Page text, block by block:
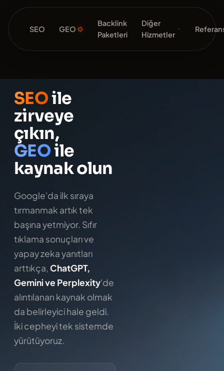
SEO GEO
Backlink
Paketleri
Diğer
Hizmetler
SEOile
zirveye
çıkın,
GEOile
kaynak olun
Google'da ilk sıraya
tırmanmak artık tek
başına yetmiyor. Sıfır
tıklama sonuçları ve
yapay zeka yanıtları
arttıkça, ChatGPT,
Gemini ve Perplexity'de
alıntılanan kaynak olmak
da belirleyici hale geldi.
İki cepheyi tek sistemde
yürütüyoruz.